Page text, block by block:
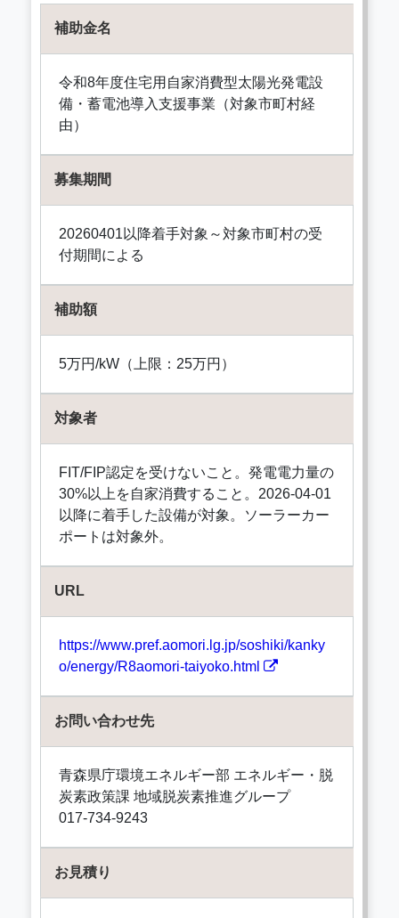
補助金名
令和8年度住宅用自家消費型太陽光発電設
備・蓄電池導入支援事業（対象市町村経
由）
募集期間
20260401以降着手対象～対象市町村の受
付期間による
補助額
5万円/kW（上限：25万円）
対象者
FIT/FIP認定を受けないこと。発電電力量の
30%以上を自家消費すること。2026-04-01
以降に着手した設備が対象。ソーラーカー
ポートは対象外。
URL
https://www.pref.aomori.lg.jp/soshiki/kanky
o/energy/R8aomori-taiyoko.html
お問い合わせ先
青森県庁環境エネルギー部 エネルギー・脱
炭素政策課 地域脱炭素推進グループ
017-734-9243
お見積り